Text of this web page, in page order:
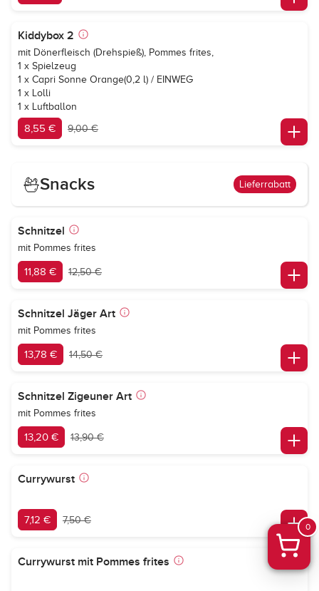
Kiddybox 2
mit Dönerfleisch (Drehspieß), Pommes frites,
1 x Spielzeug
1 x Capri Sonne Orange(0,2 l) / EINWEG
1 x Lolli
1 x Luftballon
8,55 € 9,00 €
Snacks Lieferrabatt
Schnitzel
mit Pommes frites
11,88 € 12,50 €
Schnitzel Jäger Art
mit Pommes frites
13,78 € 14,50 €
Schnitzel Zigeuner Art
mit Pommes frites
13,20 € 13,90 €
Currywurst
7,12 € 7,50 €
Currywurst mit Pommes frites
0